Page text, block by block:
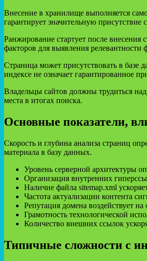
Внесение в хранилище выполняется
гарантирует значительную присутствие
Ранжирование стартует после внесения
факторов для выявления релевантности
Страница может присутствовать в базе
индексе не означает гарантированное
Владельцы сайтов должны трудиться
места в итогах поиска.
Основные показатели,
Скорость и глубина анализа страниц
материала в базу данных.
Уровень серверной архитектуры
Организация внутренних
Наличие файла sitemap.xml
Частота актуализации контента
Репутация домена воздействует
Грамотность технологической
Количество внешних ссылок
Типичные сложности с